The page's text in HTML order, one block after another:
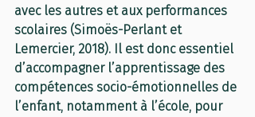
avec les autres et aux performances
scolaires (Simoës-Perlant et
Lemercier, 2018). Il est donc essentiel
d’accompagner l’apprentissage des
compétences socio-émotionnelles de
l’enfant, notamment à l’école, pour